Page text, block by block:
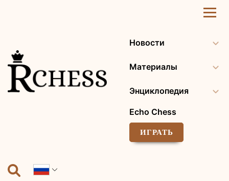
Новости
Материалы
Энциклопедия
Echo Chess
ИГРАТЬ